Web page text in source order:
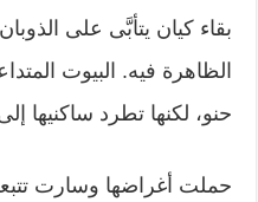
بقاء كيان يتأبَّى على
الظاهرة فيه. البيوت
حنو، لكنها تطرد ساكنيها
حملت أغراضها وسارت